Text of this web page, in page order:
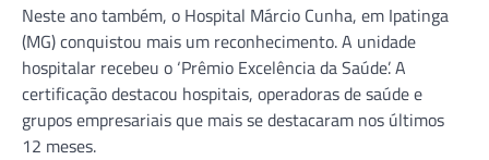
Neste ano também, o Hospital Márcio Cunha, em Ipatinga
(MG) conquistou mais um reconhecimento. A unidade
hospitalar recebeu o ‘Prêmio Excelência da Saúde’. A
certificação destacou hospitais, operadoras de saúde e
grupos empresariais que mais se destacaram nos últimos
12 meses.